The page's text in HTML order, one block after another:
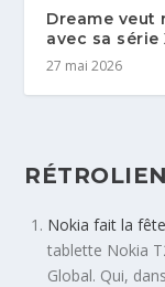
Dreame
avec sa
27 mai 2026
Nokia fait la
tablette Nokia
Global. Qui,